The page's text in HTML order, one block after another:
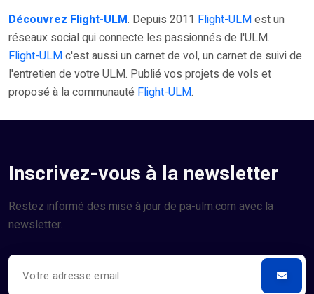
Découvrez Flight-ULM. Depuis 2011 Flight-ULMest un
réseaux social qui connecte les passionnés de l'ULM.
Flight-ULMc'est aussi un carnet de vol, un carnet de suivi de
l'entretien de votre ULM. Publié vos projets de vols et
proposé à la communauté Flight-ULM.
Inscrivez-vous à la newsletter
Restez informé des mise à jour de pa-ulm.com avec la
newsletter.